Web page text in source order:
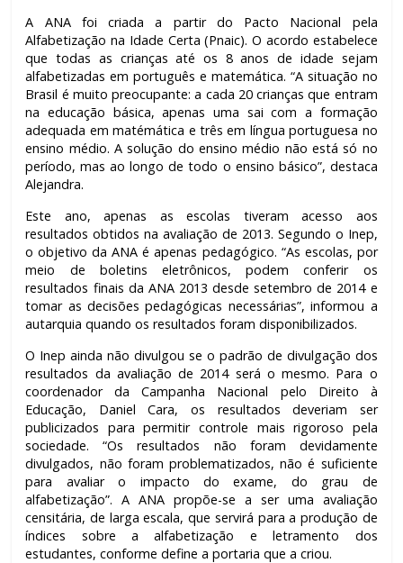
A ANA foi criada a partir do Pacto Nacional pela
Alfabetização na Idade Certa (Pnaic). O acordo estabelece
que todas as crianças até os 8 anos de idade sejam
alfabetizadas em português e matemática. “A situação no
Brasil é muito preocupante: a cada 20 crianças que entram
na educação básica, apenas uma sai com a formação
adequada em matémática e três em língua portuguesa no
ensino médio. A solução do ensino médio não está só no
período, mas ao longo de todo o ensino básico”, destaca
Alejandra.
Este ano, apenas as escolas tiveram acesso aos
resultados obtidos na avaliação de 2013. Segundo o Inep,
o objetivo da ANA é apenas pedagógico. “As escolas, por
meio de boletins eletrônicos, podem conferir os
resultados finais da ANA 2013 desde setembro de 2014 e
tomar as decisões pedagógicas necessárias”, informou a
autarquia quando os resultados foram disponibilizados.
O Inep ainda não divulgou se o padrão de divulgação dos
resultados da avaliação de 2014 será o mesmo. Para o
coordenador da Campanha Nacional pelo Direito à
Educação, Daniel Cara, os resultados deveriam ser
publicizados para permitir controle mais rigoroso pela
sociedade. “Os resultados não foram devidamente
divulgados, não foram problematizados, não é suficiente
para avaliar o impacto do exame, do grau de
alfabetização”. A ANA propõe-se a ser uma avaliação
censitária, de larga escala, que servirá para a produção de
índices sobre a alfabetização e letramento dos
estudantes, conforme define a portaria que a criou.